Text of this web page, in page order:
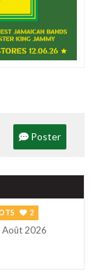
Poster
2
Août 2026